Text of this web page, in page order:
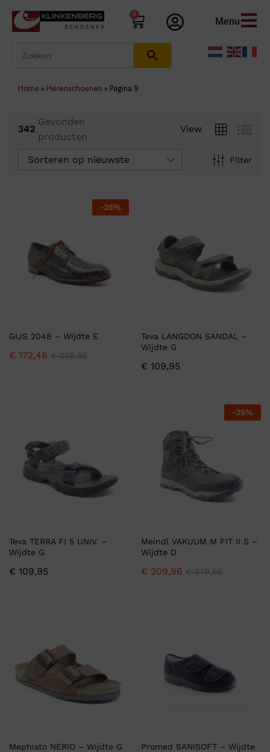
0
Menu
Home » Herenschoenen » Pagina 9
342
Gevonden
producten
View
Filter
Sorteren op nieuwste
-25%
GIJS 2048 – Wijdte E
€ 172,46 €229,95
Teva LANGDON SANDAL –
Wijdte G
€ 109,95
Teva TERRA FI 5 UNIV. –
Wijdte G
€ 109,95
-25%
Meindl VAKUUM M FIT II S –
Wijdte D
€ 209,96 €279,95
Mephisto NERIO – Wijdte G
Promed SANISOFT – Wijdte